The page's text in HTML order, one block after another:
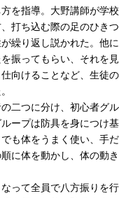
を指導。大野講師が学校
打ち込む際の足のひきつ
繰り返し説かれた。他に
振ってもらい、それを見
向けることなど、生徒の
二つに分け、初心者グル
ープは防具を身につけ基
も体をうまく使い、手だ
に体を動かし、体の動き
って全員で八方振りを行